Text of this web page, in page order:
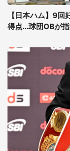
【日本ハム】9
得点...球団OBが